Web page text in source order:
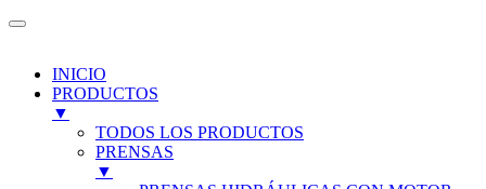
INICIO
PRODUCTOS
▼
TODOS LOS PRODUCTOS
PRENSAS
▼